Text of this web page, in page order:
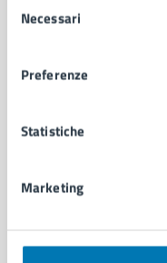
delNecessari
Preferenze
Statistiche
Marketing
Politici
Documenti e dati
Ambiente
Anagrafe e stato civile
Cultura e tempo libero